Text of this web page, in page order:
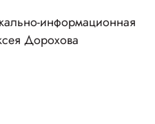
информационная
Дорохова